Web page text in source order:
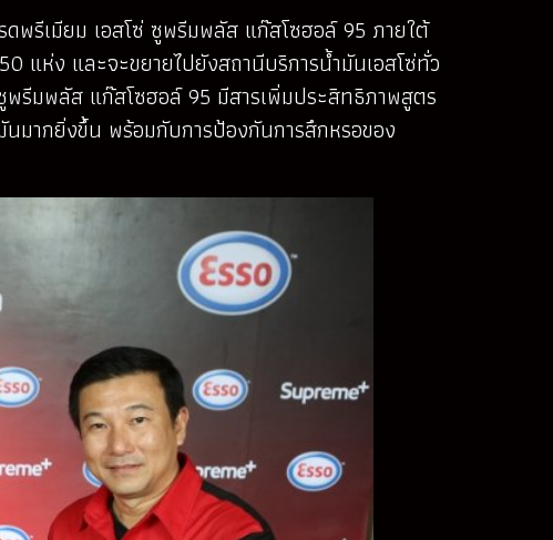
พรีเมียม เอสโซ่ ซูพรีมพลัส แก๊สโซฮอล์ 95 ภายใต้
แห่ง และจะขยายไปยังสถานีบริการน้ำมันเอสโซ่ทั่ว
รีมพลัส แก๊สโซฮอล์ 95 มีสารเพิ่มประสิทธิภาพสูตร
มากยิ่งขึ้น พร้อมกับการป้องกันการสึกหรอของ